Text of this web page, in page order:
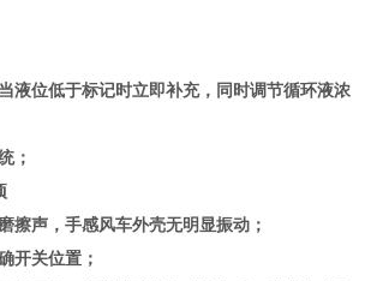
明：
液位低于标记时立即补充，同时调节循环液浓
；
擦声，手感风车外壳无明显振动；
开关位置；